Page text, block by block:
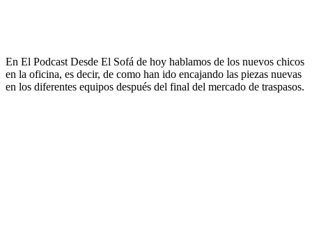
En El Podcast Desde El Sofá de hoy hablamos de los nuevos chicos
en la oficina, es decir, de como han ido encajando las piezas nuevas
en los diferentes equipos después del final del mercado de traspasos.